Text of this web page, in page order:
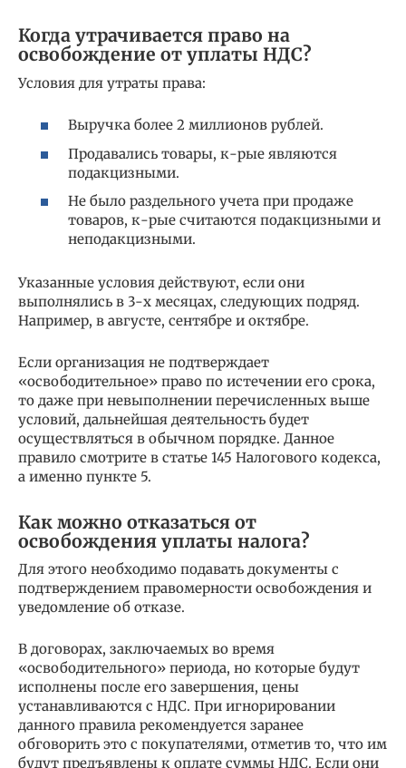
Когда утрачивается право на
освобождение от уплаты НДС?
Условия для утраты права:
Выручка более 2 миллионов рублей.
Продавались товары, к-рые являются
подакцизными.
Не было раздельного учета при продаже
товаров, к-рые считаются подакцизными и
неподакцизными.
Указанные условия действуют, если они
выполнялись в 3-х месяцах, следующих подряд.
Например, в августе, сентябре и октябре.
Если организация не подтверждает
«освободительное» право по истечении его срока,
то даже при невыполнении перечисленных выше
условий, дальнейшая деятельность будет
осуществляться в обычном порядке. Данное
правило смотрите в статье 145 Налогового кодекса,
а именно пункте 5.
Как можно отказаться от
освобождения уплаты налога?
Для этого необходимо подавать документы с
подтверждением правомерности освобождения и
уведомление об отказе.
В договорах, заключаемых во время
«освободительного» периода, но которые будут
исполнены после его завершения, цены
устанавливаются с НДС. При игнорировании
данного правила рекомендуется заранее
обговорить это с покупателями, отметив то, что им
будут предъявлены к оплате суммы НДС. Если они